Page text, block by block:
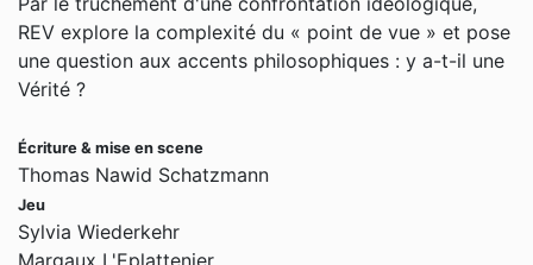
REV explore la complexité du « point de vue » et pose
une question aux accents philosophiques : y a-t-il une
Vérité ?
Écriture & mise en scene
Thomas Nawid Schatzmann
Jeu
Sylvia Wiederkehr